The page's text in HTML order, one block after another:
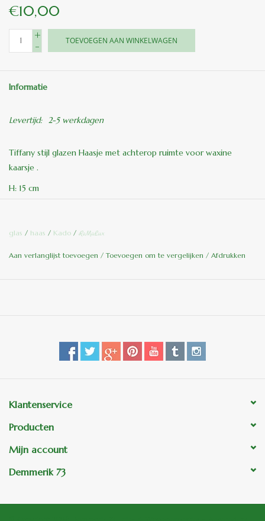
€10,00
+
-
TOEVOEGEN AAN WINKELWAGEN
Informatie
Levertijd: 2-5 werkdagen
Tiffany stijl glazen Haasje met achterop ruimte voor waxine
kaarsje .
H: 15 cm
D: 7 cm
kleuren op foto’s kunnen in werkelijkheid iets afwijken .
glas / haas / Kado / RoMaLux
Aan verlanglijst toevoegen / Toevoegen om te vergelijken / Afdrukken
Klantenservice
Producten
Mijn account
Demmerik 73